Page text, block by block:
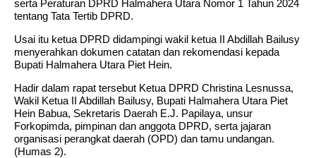
serta Peraturan DPRD Halmahera Utara Nomor 1 Tahun 2024
tentang Tata Tertib DPRD.
Usai itu ketua DPRD didampingi wakil ketua II Abdillah Bailusy
menyerahkan dokumen catatan dan rekomendasi kepada
Bupati Halmahera Utara Piet Hein.
Hadir dalam rapat tersebut Ketua DPRD Christina Lesnussa,
Wakil Ketua II Abdillah Bailusy, Bupati Halmahera Utara Piet
Hein Babua, Sekretaris Daerah E.J. Papilaya, unsur
Forkopimda, pimpinan dan anggota DPRD, serta jajaran
organisasi perangkat daerah (OPD) dan tamu undangan.
(Humas 2).